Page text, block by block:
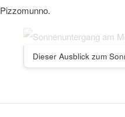
Pizzomunno.
Dieser Ausblick zum